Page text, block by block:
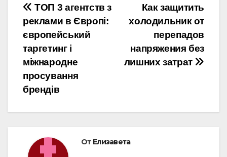
Навигация
по
записям
Как защитить
холодильник от
перепадов
напряжения без
лишних затрат
ТОП 3 агентств з
реклами в Європі:
європейський
таргетинг і
міжнародне
просування
брендів
От Елизавета